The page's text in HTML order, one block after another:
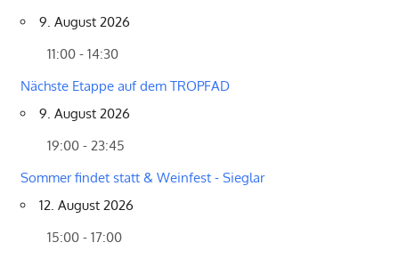
9. August 2026
11:00 - 14:30
Nächste Etappe auf dem TROPFAD
9. August 2026
19:00 - 23:45
Sommer findet statt & Weinfest - Sieglar
12. August 2026
15:00 - 17:00